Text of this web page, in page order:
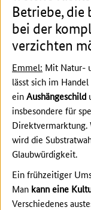
Betriebe,
bei der
verzichten
Emmel: Mit Natur-
lässt sich im
einAushängeschild
insbesondere für
Direktvermarktung.
wird die
Glaubwürdigkeit.
Ein frühzeitiger
Man kann eine
Verschiedenes